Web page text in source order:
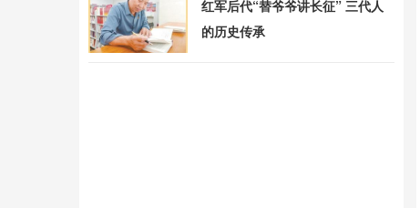
红军后代“替爷爷讲长征” 三代人
的历史传承